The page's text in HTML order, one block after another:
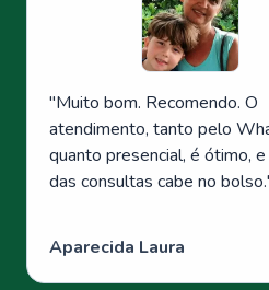
"Muito bom. Recomendo. O
atendimento, tanto pelo
quanto presencial, é ótimo,
das consultas cabe no bolso.
Aparecida Laura